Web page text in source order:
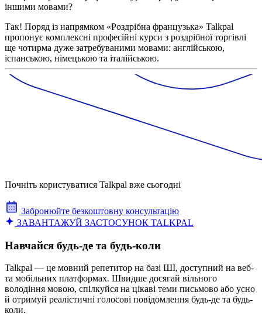
іншими мовами?
Так! Поряд із напрямком «Роздрібна французька» Talkpal
пропонує комплексні професійні курси з роздрібної торгівлі
ще чотирма дуже затребуваними мовами: англійською,
іспанською, німецькою та італійською.
Почніть користуватися Talkpal вже сьогодні
Забронюйте безкоштовну консультацію
ЗАВАНТАЖУЙ ЗАСТОСУНОК TALKPAL
Навчайся будь-де та будь-коли
Talkpal — це мовний репетитор на базі ШІ, доступний на веб-
та мобільних платформах. Швидше досягай вільного
володіння мовою, спілкуйся на цікаві теми письмово або усно
й отримуй реалістичні голосові повідомлення будь-де та будь-
коли.